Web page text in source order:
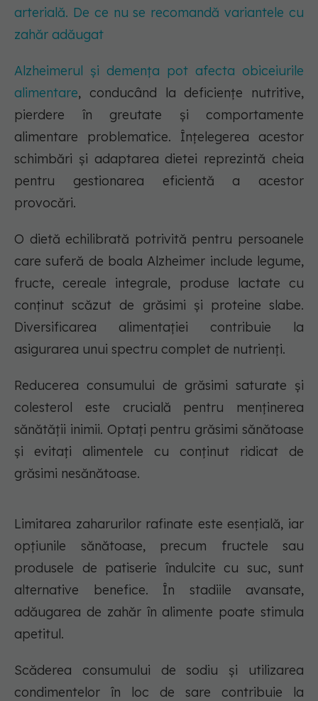
arterială. De ce nu se recomandă variantele cu
zahăr adăugat
Alzheimerul și demența pot afecta obiceiurile
alimentare, conducând la deficiențe nutritive,
pierdere în greutate și comportamente
alimentare problematice. Înțelegerea acestor
schimbări și adaptarea dietei reprezintă cheia
pentru gestionarea eficientă a acestor
provocări.
O dietă echilibrată potrivită pentru persoanele
care suferă de boala Alzheimer include legume,
fructe, cereale integrale, produse lactate cu
conținut scăzut de grăsimi și proteine slabe.
Diversificarea alimentației contribuie la
asigurarea unui spectru complet de nutrienți.
Reducerea consumului de grăsimi saturate și
colesterol este crucială pentru menținerea
sănătății inimii. Optați pentru grăsimi sănătoase
și evitați alimentele cu conținut ridicat de
grăsimi nesănătoase.
Limitarea zaharurilor rafinate este esențială, iar
opțiunile sănătoase, precum fructele sau
produsele de patiserie îndulcite cu suc, sunt
alternative benefice. În stadiile avansate,
adăugarea de zahăr în alimente poate stimula
apetitul.
Scăderea consumului de sodiu și utilizarea
condimentelor în loc de sare contribuie la